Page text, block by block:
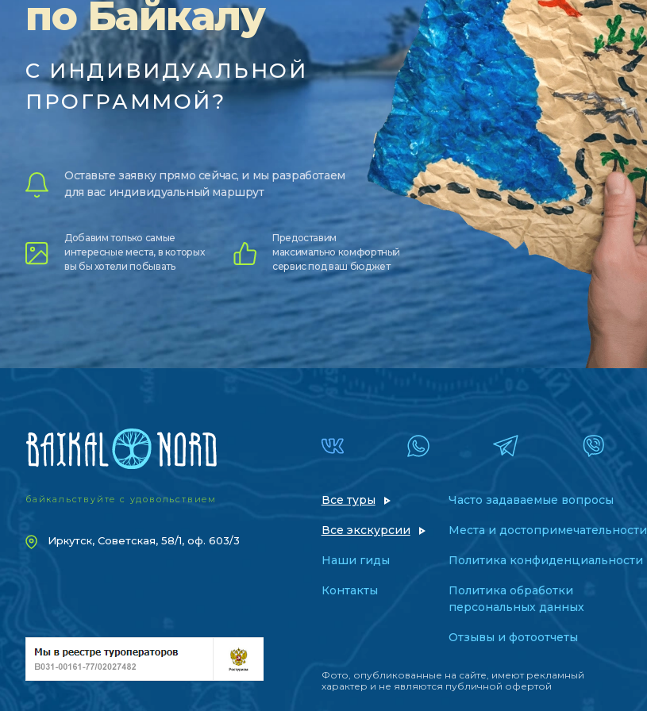
по Байкалу
С ИНДИВИДУАЛЬНОЙ
ПРОГРАММОЙ?
Оставьте заявку прямо сейчас, и мы разработаем
для вас индивидуальный маршрут
Добавим только самые
интересные места, в которых
вы бы хотели побывать
Предоставим
максимально комфортный
сервис под ваш бюджет
байкальствуйте с удовольствием
Иркутск, Советская, 58/1, оф. 603/3
Все туры
Все экскурсии
Наши гиды
Контакты
Часто задаваемые вопросы
Места и достопримечательности
Политика конфиденциальности
Политика обработки
персональных данных
Отзывы и фотоотчеты
Фото, опубликованные на сайте, имеют рекламный
характер и не являются публичной офертой